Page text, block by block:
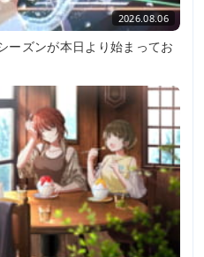
2026.08.06
ーズンが本日より始まってお